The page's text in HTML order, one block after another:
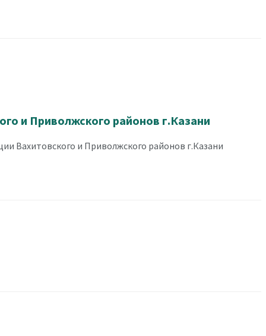
и Приволжского районов г.Казани
Вахитовского и Приволжского районов г.Казани